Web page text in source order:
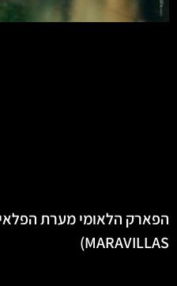
MARAVILLAS)